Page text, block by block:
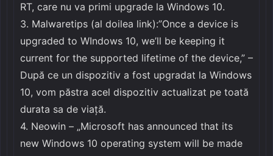
RT, care nu va primi upgrade la Windows 10.
3. Malwaretips (al doilea link):”Once a device is
upgraded to WIndows 10, we’ll be keeping it
current for the supported lifetime of the device,” –
După ce un dispozitiv a fost upgradat la Windows
10, vom păstra acel dispozitiv actualizat pe toată
durata sa de viață.
4. Neowin – „Microsoft has announced that its
new Windows 10 operating system will be made